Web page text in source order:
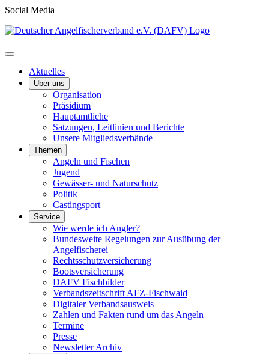
Social Media
Aktuelles
Über uns
Organisation
Präsidium
Hauptamtliche
Satzungen, Leitlinien und Berichte
Unsere Mitgliedsverbände
Themen
Angeln und Fischen
Jugend
Gewässer- und Naturschutz
Politik
Castingsport
Service
Wie werde ich Angler?
Bundesweite Regelungen zur Ausübung der
Angelfischerei
Rechtsschutzversicherung
Bootsversicherung
DAFV Fischbilder
Verbandszeitschrift AFZ-Fischwaid
Digitaler Verbandsausweis
Zahlen und Fakten rund um das Angeln
Termine
Presse
Newsletter Archiv